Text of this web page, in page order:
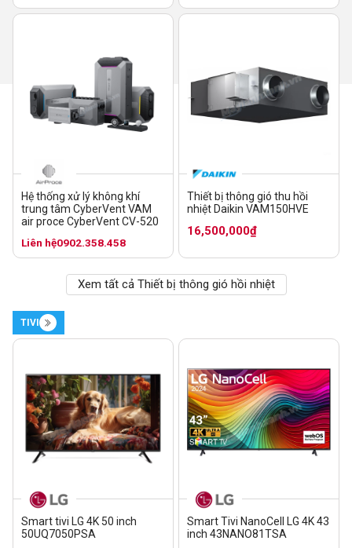
Hệ thống xử lý không khí
trung tâm CyberVent VAM
air proce CyberVent CV-520
Liên hệ0902.358.458
Thiết bị thông gió thu hồi
nhiệt Daikin VAM150HVE
16,500,000₫
Xem tất cả Thiết bị thông gió hồi nhiệt
TIVI
Smart tivi LG 4K 50 inch
50UQ7050PSA
Smart Tivi NanoCell LG 4K 43
inch 43NANO81TSA